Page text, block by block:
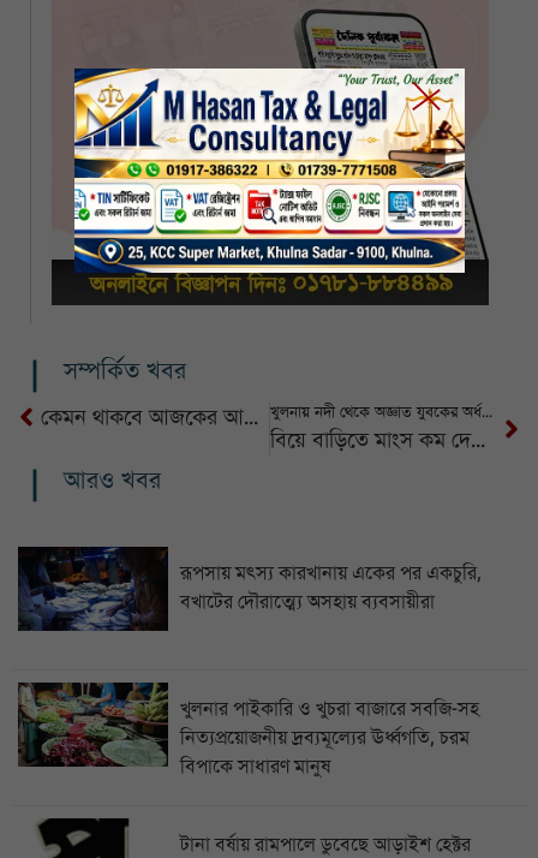
সম্পর্কিত খবর
কেমন থাকবে আজকের আবহাওয়া জানাল আবহাওয়া অফিস খুলনায় নদী থেকে অজ্ঞাত যুবকের অর্ধগলিত মরদেহ উদ্ধার
বিয়ে বাড়িতে মাংস কম দেওয়ায় দুইপক্ষের সংঘর্ষ, বরসহ আহত ১৫
আরও খবর
রূপসায় মৎস্য কারখানায় একের পর একচুরি,
বখাটের দৌরাত্ম্যে অসহায় ব্যবসায়ীরা
খুলনার পাইকারি ও খুচরা বাজারে সবজি-সহ
নিত্যপ্রয়োজনীয় দ্রব্যমূল্যের ঊর্ধ্বগতি, চরম
বিপাকে সাধারণ মানুষ
টানা বর্ষায় রামপালে ডুবেছে আড়াইশ হেক্টর